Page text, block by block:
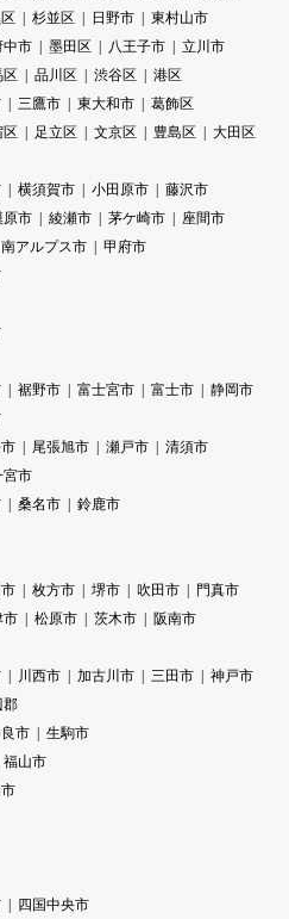
杉並区 日野市
東村山市
中市 墨田区 八王子市
立川市
区 品川区 渋谷区
港区
三鷹市 東大和市
葛飾区
区 足立区 文京区 豊島区
大田区
横須賀市 小田原市
藤沢市
原市 綾瀬市 茅ケ崎市
座間市
南アルプス市
甲府市
裾野市 富士宮市 富士市
静岡市
尾張旭市 瀬戸市
清須市
宮市
桑名市
鈴鹿市
枚方市 堺市 吹田市
門真市
市 松原市 茨木市
阪南市
川西市 加古川市 三田市
神戸市
郡
市
生駒市
福山市
四国中央市